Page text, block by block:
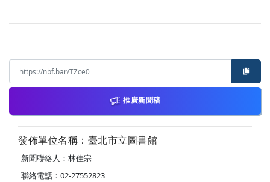
推廣新聞稿
發佈單位名稱：臺北市立圖書館
新聞聯絡人：林佳宗
聯絡電話：02-27552823